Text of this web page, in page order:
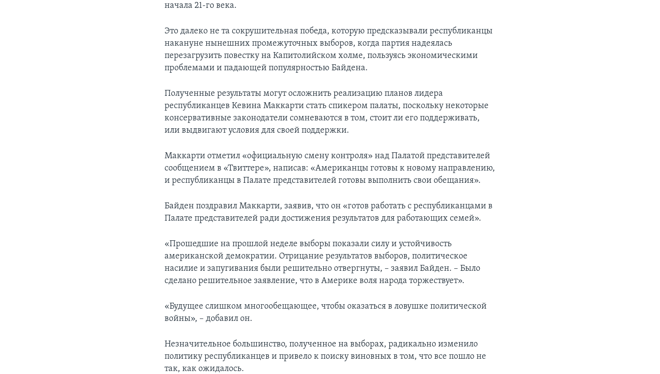
начала 21-го века.
Это далеко не та сокрушительная победа, которую предсказывали республиканцы
накануне нынешних промежуточных выборов, когда партия надеялась
перезагрузить повестку на Капитолийском холме, пользуясь экономическими
проблемами и падающей популярностью Байдена.
Полученные результаты могут осложнить реализацию планов лидера
республиканцев Кевина Маккарти стать спикером палаты, поскольку некоторые
консервативные законодатели сомневаются в том, стоит ли его поддерживать,
или выдвигают условия для своей поддержки.
Маккарти отметил «официальную смену контроля» над Палатой представителей
сообщением в «Твиттере», написав: «Американцы готовы к новому направлению,
и республиканцы в Палате представителей готовы выполнить свои обещания».
Байден поздравил Маккарти, заявив, что он «готов работать с республиканцами в
Палате представителей ради достижения результатов для работающих семей».
«Прошедшие на прошлой неделе выборы показали силу и устойчивость
американской демократии. Отрицание результатов выборов, политическое
насилие и запугивания были решительно отвергнуты, – заявил Байден. – Было
сделано решительное заявление, что в Америке воля народа торжествует».
«Будущее слишком многообещающее, чтобы оказаться в ловушке политической
войны», – добавил он.
Незначительное большинство, полученное на выборах, радикально изменило
политику республиканцев и привело к поиску виновных в том, что все пошло не
так, как ожидалось.